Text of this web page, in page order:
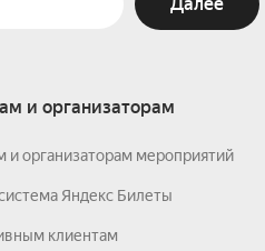
и организаторам
и организаторам мероприятий
Яндекс Билеты
клиентам